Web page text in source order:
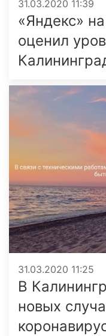
31.03.2020 11:39
«Яндекс»
оценил
31.03.2020 11:25
В
новых